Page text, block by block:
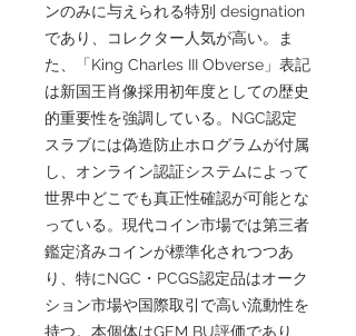
ンのみに与えられる特別 designation
であり、コレクター人気が高い。ま
た、「King Charles III Obverse」表記
は新国王肖像採用初年度としての歴史
的重要性を強調している。NGC認定
スラブには偽造防止ホログラムが付属
し、オンライン認証システムによって
世界中どこでも真正性確認が可能とな
っている。現代コイン市場では第三者
鑑定済みコインが標準化されつつあ
り、特にNGC・PCGS認定品はオーク
ション市場や国際取引で高い流動性を
持つ。本個体はGEM BU評価であり、